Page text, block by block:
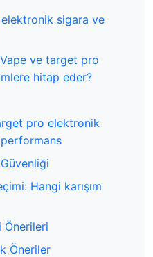
elektronik sigara ve
ve target pro
hitap eder?
pro elektronik
Hangi karışım
Önerileri
Öneriler